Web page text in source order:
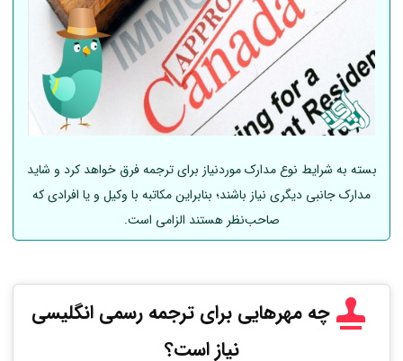
بسته به شرایط نوع مدارک موردنیاز برای ترجمه فرق خواهد کرد و شاید
مدارک جانبی دیگری نیاز باشند؛ بنابراین مکاتبه با وکیل و یا افرادی که
صاحب‌نظر هستند الزامی است.
چه مهرهایی برای ترجمه رسمی انگلیسی
نیاز است؟